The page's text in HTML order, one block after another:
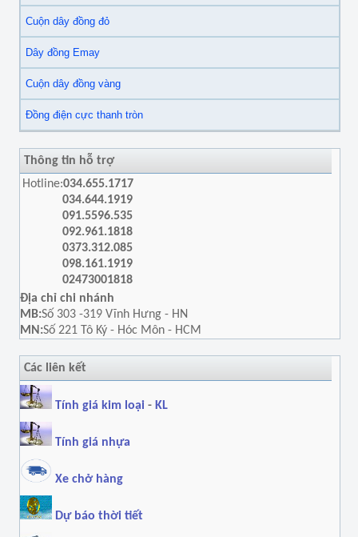
Cuộn dây đồng đỏ
Dây đồng Emay
Cuộn dây đồng vàng
Đồng điện cực thanh tròn
Thông tin hỗ trợ
Hotline:034.655.1717
034.644.1919
091.5596.535
092.961.1818
0373.312.085
098.161.1919
02473001818
Địa chỉ chi nhánh
MB:Số 303 -319 Vĩnh Hưng - HN
MN:Số 221 Tô Ký - Hóc Môn - HCM
Các liên kết
Tính giá kim loại - KL
Tính giá nhựa
Xe chở hàng
Dự báo thời tiết